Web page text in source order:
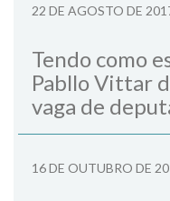
22 DE AGOSTO DE
Tendo como
Pabllo Vittar
vaga de
16 DE OUTUBRO DE